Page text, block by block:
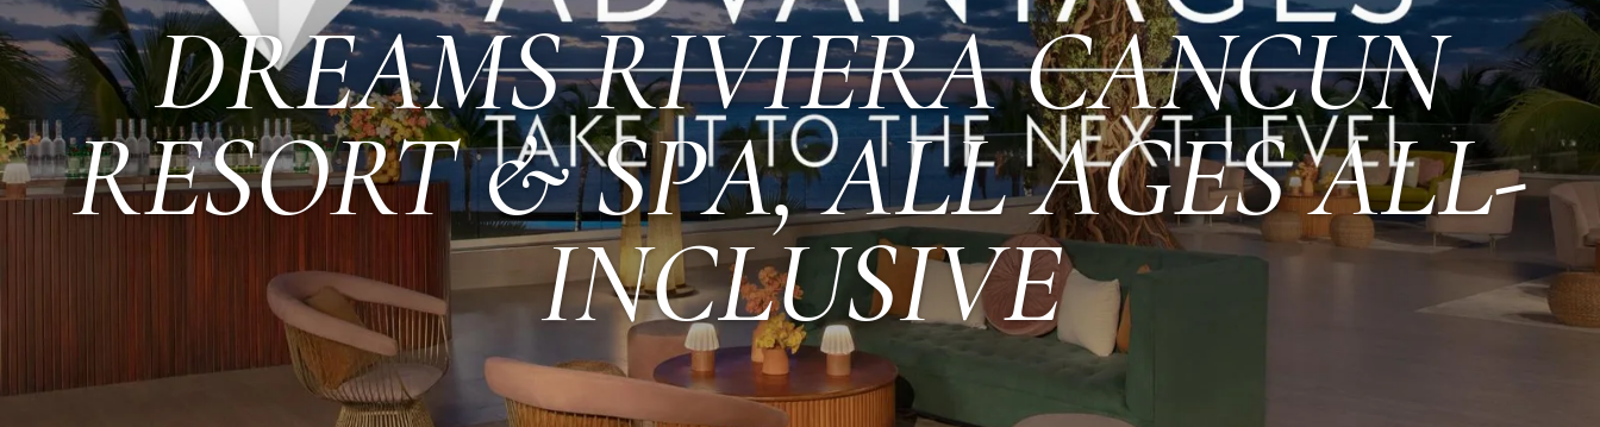
DREAMS RIVIERA CANCUN
RESORT & SPA, ALL AGES ALL-
INCLUSIVE